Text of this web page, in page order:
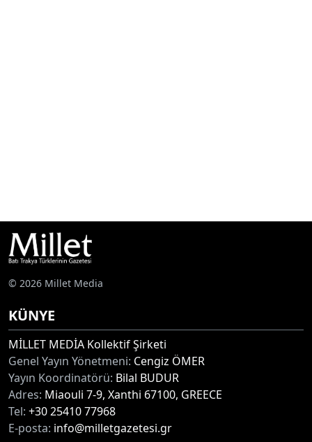
© 2026 Millet Media
KÜNYE
MİLLET MEDİA Kollektif Şirketi
Genel Yayın Yönetmeni: Cengiz ÖMER
Yayın Koordinatörü: Bilal BUDUR
Adres: Miaouli 7-9, Xanthi 67100, GREECE
Tel: +30 25410 77968
E-posta: info@milletgazetesi.gr